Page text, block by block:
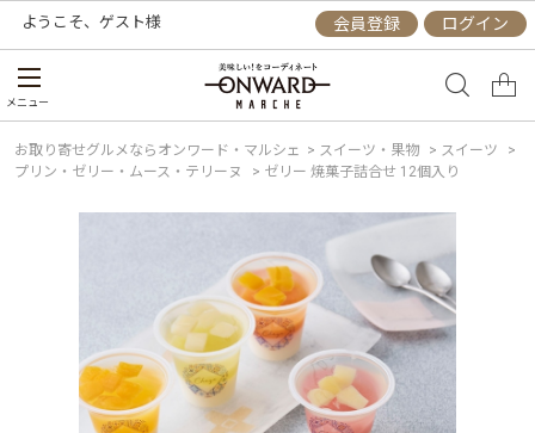
ようこそ、 ゲスト様 会員登録 ログイン
メニュー
お取り寄せグルメならオンワード・マルシェ > スイーツ・果物 > スイーツ
>
プリン・ゼリー・ムース・テリーヌ
> ゼリー 焼菓子詰合せ 12個入り